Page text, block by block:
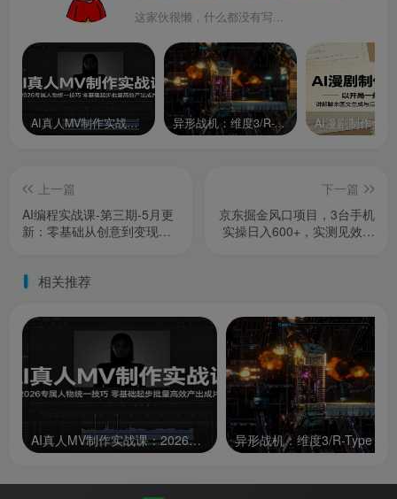
这家伙很懒，什么都没有写...
AI真人MV制作实战课：2026专属人物统一技巧，零基础起步批量高效产出成片 异形战机：维度3/R-Type Dimensions III
上一篇
AI编程实战课-第三期-5月更
新：零基础从创意到变现，
下一篇
京东掘金风口项目，3台手机
实操日入600+，实测见效，
相关推荐
AI真人MV制作实战课：2026专属人物统一技巧，零基础起步批量高效产出成片